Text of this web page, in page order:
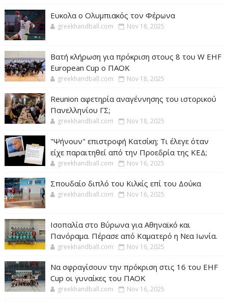
Ευκολα ο Ολυμπιακός τον Φέρωνα
greekhandball.com Nov 18, 2025
Βατή κλήρωση για πρόκριση στους 8 του W EHF
European Cup ο ΠΑΟΚ
greekhandball.com Nov 18, 2025
Reunion αφετηρία αναγέννησης του ιστορικού
Πανελληνίου ΓΣ;
greekhandball.com Nov 18, 2025
"Ψήνουν" επιστροφή Κατσίκη; Τι έλεγε όταν
είχε παραιτηθεί από την Προεδρία της ΚΕΔ;
greekhandball.com Nov 16, 2025
Σπουδαίο διπλό του Κιλκίς επί του Δούκα
greekhandball.com Nov 16, 2025
Ισοπαλία στο Βύρωνα για Αθηναϊκό και
Πανόραμα. Πέρασε από Καματερό η Νεα Ιωνία.
greekhandball.com Nov 16, 2025
Να σφραγίσουν την πρόκριση στις 16 του EHF
Cup οι γυναίκες του ΠΑΟΚ
greekhandball.com Nov 16, 2025